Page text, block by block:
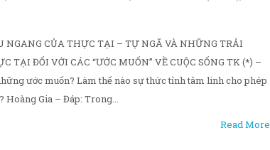
NGANG CỦA THỰC TẠI – TỰ NGÃ VÀ NHỮNG TRẢI
TẠI ĐỐI VỚI CÁC “ƯỚC MUỐN” VỀ CUỘC SỐNG TK (*) –
ước muốn? Làm thế nào sự thức tỉnh tâm linh cho phép
Hoàng Gia – Đáp: Trong...
Read More